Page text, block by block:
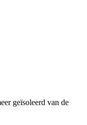
geïsoleerd van de